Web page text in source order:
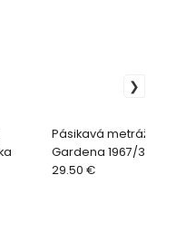
Pásikavá metrážna
Gardena 1967/312
29.50 €